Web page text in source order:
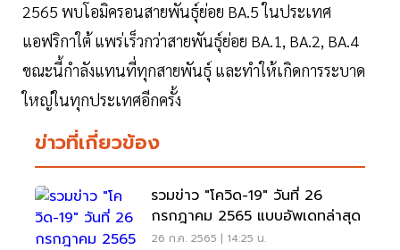
2565 พบโอมิครอนสายพันธุ์ย่อย BA.5 ในประเทศ
แอฟริกาใต้ แพร่เร็วกว่าสายพันธุ์ย่อย BA.1, BA.2, BA.4
ขณะนี้กำลังแทนที่ทุกสายพันธุ์ และทำให้เกิดการระบาด
ใหญ่ในทุกประเทศอีกครั้ง
ข่าวที่เกี่ยวข้อง
รวมข่าว "โควิด-19" วันที่ 26
กรกฎาคม 2565 แบบอัพเดทล่าสุด
26 ก.ค. 2565 | 14:25 น.